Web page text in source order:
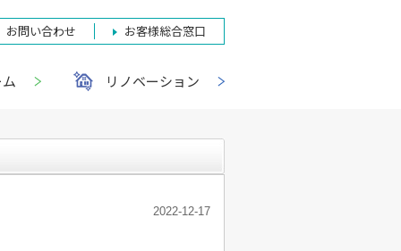
お問い合わせ お客様総合窓口
リノベーション
2022-12-17